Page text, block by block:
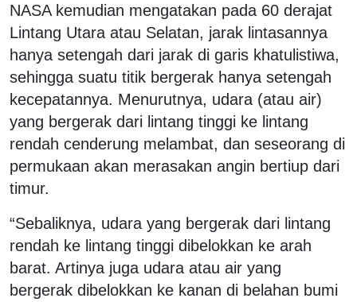
NASA kemudian mengatakan pada 60 derajat
Lintang Utara atau Selatan, jarak lintasannya
hanya setengah dari jarak di garis khatulistiwa,
sehingga suatu titik bergerak hanya setengah
kecepatannya. Menurutnya, udara (atau air)
yang bergerak dari lintang tinggi ke lintang
rendah cenderung melambat, dan seseorang di
permukaan akan merasakan angin bertiup dari
timur.
“Sebaliknya, udara yang bergerak dari lintang
rendah ke lintang tinggi dibelokkan ke arah
barat. Artinya juga udara atau air yang
bergerak dibelokkan ke kanan di belahan bumi